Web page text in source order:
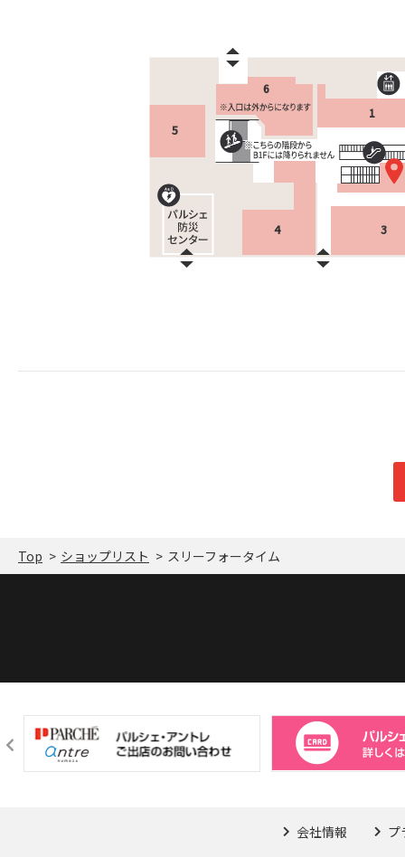
1
3
4
5
6
Top ショップリスト スリーフォータイム
会社情報 プ